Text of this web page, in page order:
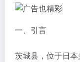
一、引言
茨城县，位于日